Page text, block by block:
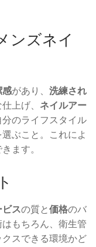
ンズネイ
感があり、 洗練され
上げ、 ネイルアー
のライフスタイル
ぶこと。これによ
ます。
スの質と価格のバ
もちろん、衛生管
スできる環境かど